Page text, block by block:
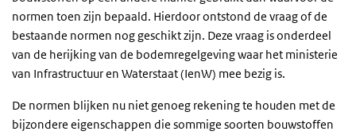
normen toen zijn bepaald. Hierdoor ontstond de vraag of de
bestaande normen nog geschikt zijn. Deze vraag is onderdeel
van de herijking van de bodemregelgeving waar het ministerie
van Infrastructuur en Waterstaat (IenW) mee bezig is.
De normen blijken nu niet genoeg rekening te houden met de
bijzondere eigenschappen die sommige soorten bouwstoffen